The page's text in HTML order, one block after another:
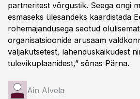
partneritest võrgustik. Seega ongi
esmaseks ülesandeks kaardistada
rohemajandusega seotud
organisatsioonide arusaam
väljakutsetest, lahenduskäikudest
tulevikuplaanidest,” sõnas Pärna.
Ain Alvela